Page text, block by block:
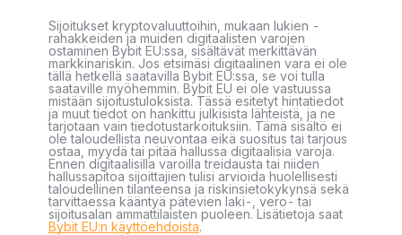
Sijoitukset kryptovaluuttoihin, mukaan lukien -
rahakkeiden ja muiden digitaalisten varojen
ostaminen Bybit EU:ssa, sisältävät merkittävän
markkinariskin. Jos etsimäsi digitaalinen vara ei ole
tällä hetkellä saatavilla Bybit EU:ssa, se voi tulla
saataville myöhemmin. Bybit EU ei ole vastuussa
mistään sijoitustuloksista. Tässä esitetyt hintatiedot
ja muut tiedot on hankittu julkisista lähteistä, ja ne
tarjotaan vain tiedotustarkoituksiin. Tämä sisältö ei
ole taloudellista neuvontaa eikä suositus tai tarjous
ostaa, myydä tai pitää hallussa digitaalisia varoja.
Ennen digitaalisilla varoilla treidausta tai niiden
hallussapitoa sijoittajien tulisi arvioida huolellisesti
taloudellinen tilanteensa ja riskinsietokykynsä sekä
tarvittaessa kääntyä pätevien laki-, vero- tai
sijoitusalan ammattilaisten puoleen. Lisätietoja saat
Bybit EU:n käyttöehdoista.